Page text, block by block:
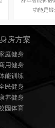
功能是锻
房方案
庭健身
用健身
能训练
民健身
养健身
园体育